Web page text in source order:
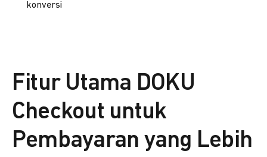
konversi
Fitur Utama DOKU
Checkout untuk
Pembayaran yang Lebih